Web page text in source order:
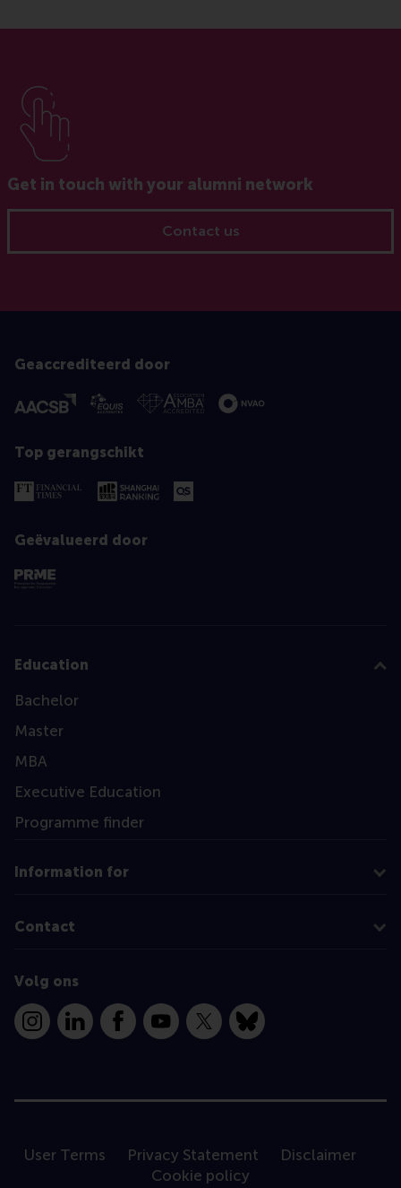
Get in touch with your alumni network
Contact us
Geaccrediteerd door
Top gerangschikt
Geëvalueerd door
Education
Bachelor
Master
MBA
Executive Education
Programme finder
Information for
Contact
Volg ons
InstagramLinkedInFacebookYouTube
X Bluesky
User Terms Privacy Statement
Disclaimer
Cookie policy